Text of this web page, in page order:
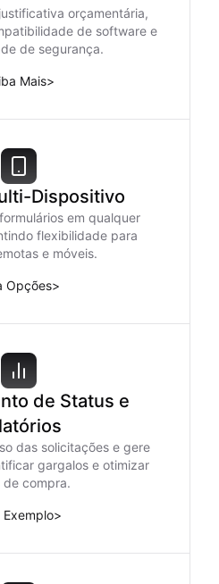
orçamentária,
de software e
de segurança.
Mais>
Dispositivo
em qualquer
flexibilidade para
e móveis.
Opções>
de Status e
das solicitações e gere
gargalos e otimizar
de compra.
Exemplo>